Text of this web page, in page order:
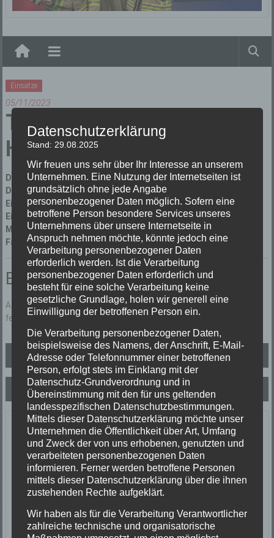
Einsätze
05/11/2023
TH1 Technische
Hilfeleistung
Datum:05/11/2023 um 9:49 Uhr
Dauer:39 Minuten
Einsatzart:Technische Hilfeleistung
Einsatzort:Oberprechtal L 107
Mannschaftsstärke:6
Fahrzeuge:Florian Elzach 2/42
Einsatzbericht:
Ast hängt in Fahrbahn L107. Vor Ort wurde ein kleinerer Ast
festgestellt und entfernt.
Beitragsnavigation
B3 BMA SO
Letzte Einsätze
ABC-1, Ölspur klein
23/06/2026
Ölspur
Einsatzort: Oberprechtal
TH 2 Absicherung Verkehrsunfall
20/06/2026
Verkehrsunfall
Datenschutzerklärung
Stand: 29.08.2025
Wir freuen uns sehr über Ihr Interesse an unserem
Unternehmen. Eine Nutzung der Internetseiten ist
grundsätzlich ohne jede Angabe
personenbezogener Daten möglich. Sofern eine
betroffene Person besondere Services unseres
Unternehmens über unsere Internetseite in
Anspruch nehmen möchte, könnte jedoch eine
Verarbeitung personenbezogener Daten
erforderlich werden. Ist die Verarbeitung
personenbezogener Daten erforderlich und
besteht für eine solche Verarbeitung keine
gesetzliche Grundlage, holen wir generell eine
Einwilligung der betroffenen Person ein.
Die Verarbeitung personenbezogener Daten,
beispielsweise des Namens, der Anschrift, E-Mail-
Adresse oder Telefonnummer einer betroffenen
Person, erfolgt stets im Einklang mit der
Datenschutz-Grundverordnung und in
Übereinstimmung mit den für uns geltenden
landesspezifischen Datenschutzbestimmungen.
Mittels dieser Datenschutzerklärung möchte unser
Unternehmen die Öffentlichkeit über Art, Umfang
und Zweck der von uns erhobenen, genutzten und
verarbeiteten personenbezogenen Daten
informieren. Ferner werden betroffene Personen
mittels dieser Datenschutzerklärung über die ihnen
zustehenden Rechte aufgeklärt.
Wir haben als für die Verarbeitung Verantwortlicher
zahlreiche technische und organisatorische